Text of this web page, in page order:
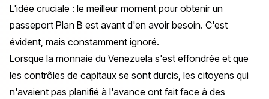
L'idée cruciale : le meilleur moment pour obtenir un
passeport Plan B est avant d'en avoir besoin. C'est
évident, mais constamment ignoré.
Lorsque la monnaie du Venezuela s'est effondrée et que
les contrôles de capitaux se sont durcis, les citoyens qui
n'avaient pas planifié à l'avance ont fait face à des